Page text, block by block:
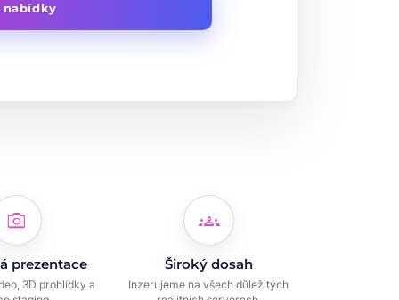
nabídky
photo_camera
prezentace
3D prohlídky a
groups
Široký dosah
Inzerujeme na všech důležitých